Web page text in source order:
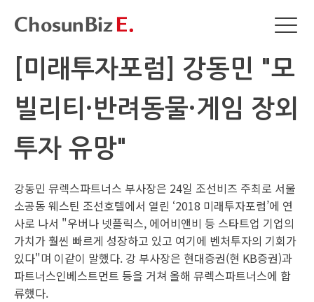
[미래투자포럼] 강동민 "모
빌리티·반려동물·게임 장외
투자 유망"
강동민 뮤렉스파트너스 부사장은 24일 조선비즈 주최로 서울
소공동 웨스틴 조선호텔에서 열린 ‘2018 미래투자포럼’에 연
사로 나서 "우버나 넷플릭스, 에어비앤비 등 스타트업 기업의
가치가 훨씬 빠르게 성장하고 있고 여기에 벤처투자의 기회가
있다"며 이같이 말했다. 강 부사장은 현대증권(현 KB증권)과
파트너스인베스트먼트 등을 거쳐 올해 뮤렉스파트너스에 합
류했다.